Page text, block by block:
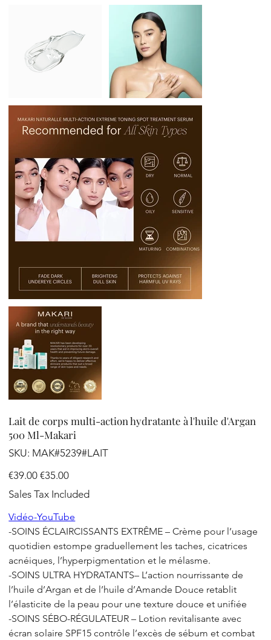
Lait de corps multi-action hydratante à l'huile d'Argan
500 Ml-Makari
SKU: SKU
MAK#5239#LAIT
MAK#5239#LAIT
Original
price
€39.00 Sale
price
€35.00
Sales Tax Included
Vidéo-YouTube
-SOINS ÉCLAIRCISSANTS EXTRÊME – Crème pour l’usage
quotidien estompe graduellement les taches, cicatrices
acnéiques, l’hyperpigmentation et le mélasme.
-SOINS ULTRA HYDRATANTS– L’action nourrissante de
l’huile d’Argan et de l’huile d’Amande Douce retablit
l’élasticite de la peau pour une texture douce et unifiée
-SOINS SÉBO-RÉGULATEUR – Lotion revitalisante avec
écran solaire SPF15 contrôle l’excès de sébum et combat